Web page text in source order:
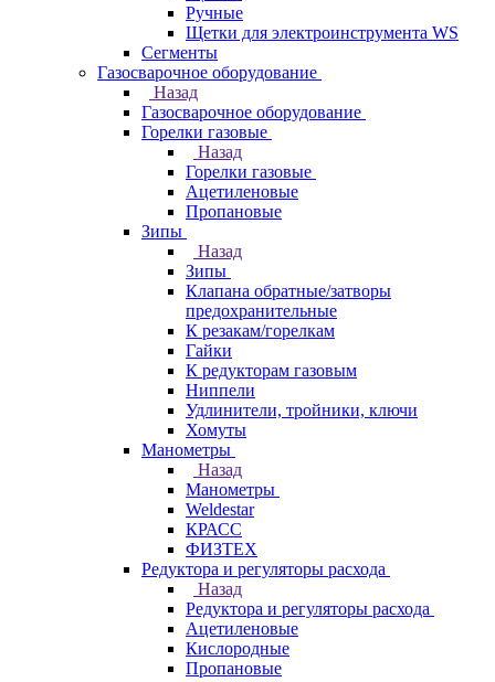
Ручные
Щетки для электроинструмента WS
Сегменты
Газосварочное оборудование
Назад
Газосварочное оборудование
Горелки газовые
Назад
Горелки газовые
Ацетиленовые
Пропановые
Зипы
Назад
Зипы
Клапана обратные/затворы
предохранительные
К резакам/горелкам
Гайки
К редукторам газовым
Ниппели
Удлинители, тройники, ключи
Хомуты
Манометры
Назад
Манометры
Weldestar
КРАСС
ФИЗТЕХ
Редуктора и регуляторы расхода
Назад
Редуктора и регуляторы расхода
Ацетиленовые
Кислородные
Пропановые